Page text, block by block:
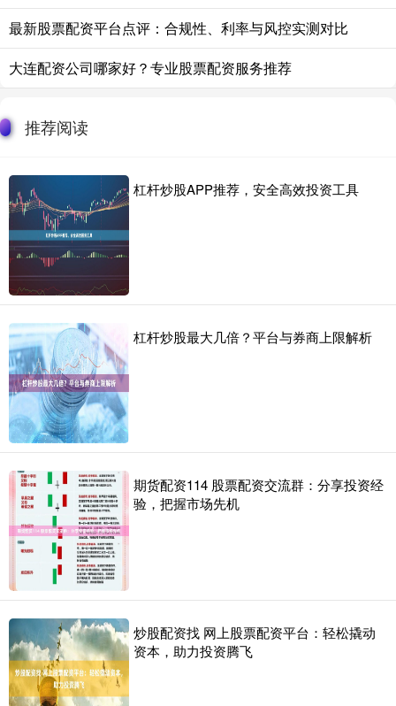
最新股票配资平台点评：合规性、利率与风控实测对比
大连配资公司哪家好？专业股票配资服务推荐
推荐阅读
杠杆炒股APP推荐，安全高效投资工具
杠杆炒股最大几倍？平台与券商上限解析
期货配资114 股票配资交流群：分享投资经
验，把握市场先机
炒股配资找 网上股票配资平台：轻松撬动
资本，助力投资腾飞